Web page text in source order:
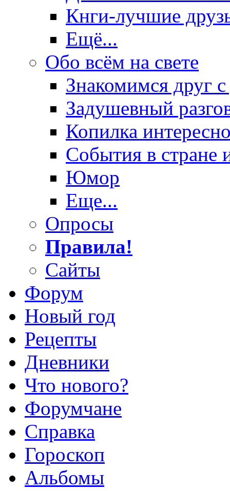
Кнги-лучшие
Ещё...
Обо всём на свете
Знакомимся друг
Задушевный
Копилка
События в стране
Юмор
Еще...
Опросы
Правила!
Сайты
Форум
Новый год
Рецепты
Дневники
Что нового?
Форумчане
Справка
Гороскоп
Альбомы